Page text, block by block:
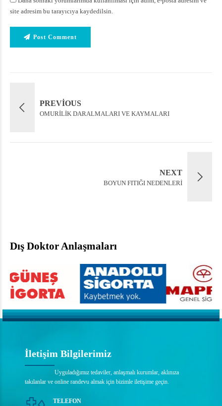
site adresim bu tarayıcıya kaydedilsin.
Post Comment
PREVIOUS
OMURİLİK DARALMALARI VE KAYMALARI
NEXT
BOYUN FITIĞI NEDENLERİ
Dış Doktor Anlaşmaları
İletişim Bilgilerimiz
Uyguladığımız tedaviler, anlaşmalı kurumlar, aklınıza
takılanlar ve online randevu almak için bizimle iletişime geçin.
TELEFON